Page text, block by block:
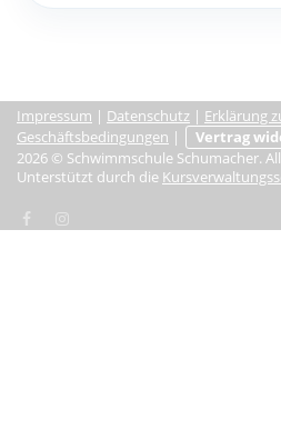
Impressum | Datenschutz | Erklärung
Geschäftsbedingungen |
Vertrag
2026 © Schwimmschule Schumacher.
Unterstützt durch die